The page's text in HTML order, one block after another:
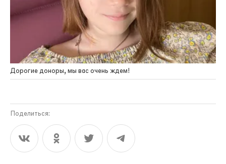
Дорогие доноры, мы вас очень ждем!
Поделиться: